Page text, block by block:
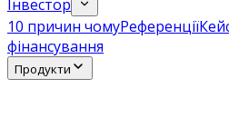
Інвестор
10 причин чомуРеференції
фінансування
Продукти